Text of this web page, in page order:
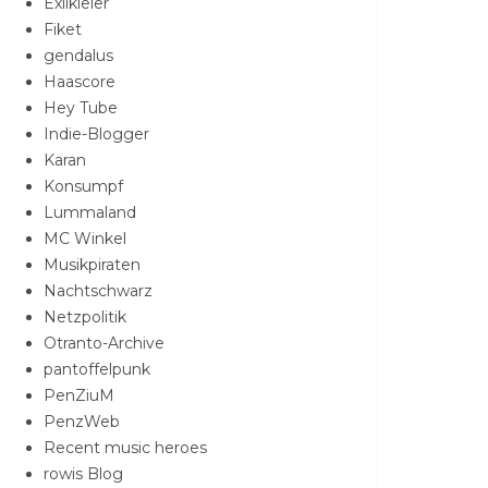
Fiket
gendalus
Haascore
Hey Tube
Indie-Blogger
Karan
Konsumpf
Lummaland
MC Winkel
Musikpiraten
Nachtschwarz
Netzpolitik
Otranto-Archive
pantoffelpunk
PenZiuM
PenzWeb
Recent music heroes
rowis Blog